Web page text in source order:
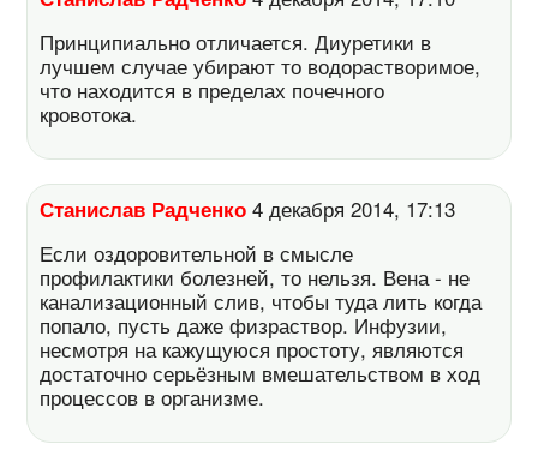
Принципиально отличается. Диуретики в
лучшем случае убирают то водорастворимое,
что находится в пределах почечного
кровотока.
Станислав Радченко 4 декабря 2014, 17:13
Если оздоровительной в смысле
профилактики болезней, то нельзя. Вена - не
канализационный слив, чтобы туда лить когда
попало, пусть даже физраствор. Инфузии,
несмотря на кажущуюся простоту, являются
достаточно серьёзным вмешательством в ход
процессов в организме.